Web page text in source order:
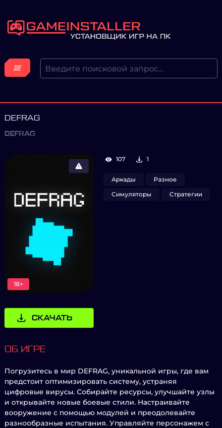
DEFRAG
DEFRAG
18+
СКАЧАТЬ
107 1
Аркады
Разное
Симуляторы
Стратегии
ОБ ИГРЕ
Погрузитесь в мир DEFRAG, уникальной игры, где вам
предстоит оптимизировать систему, устраняя
цифровые вирусы. Собирайте ресурсы, улучшайте узлы
и открывайте новые боевые стили. Настраивайте
вооружение с помощью модулей и преодолевайте
разнообразные испытания. Управляйте персонажем с